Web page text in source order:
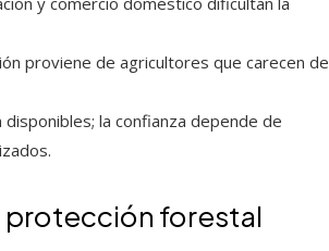
proviene de agricultores que carecen de
la confianza depende de
protección forestal